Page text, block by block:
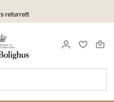
returrett
LOGG INN